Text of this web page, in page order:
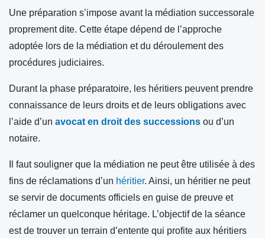
Une préparation s’impose avant la médiation successorale
proprement dite. Cette étape dépend de l’approche
adoptée lors de la médiation et du déroulement des
procédures judiciaires.
Durant la phase préparatoire, les héritiers peuvent prendre
connaissance de leurs droits et de leurs obligations avec
l’aide d’un avocat en droit des successions ou d’un
notaire.
Il faut souligner que la médiation ne peut être utilisée à des
fins de réclamations d’un héritier. Ainsi, un héritier ne peut
se servir de documents officiels en guise de preuve et
réclamer un quelconque héritage. L’objectif de la séance
est de trouver un terrain d’entente qui profite aux héritiers